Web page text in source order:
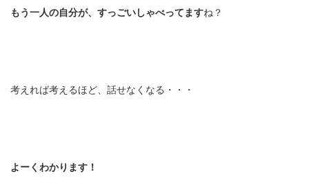
もう一人の自分が、すっごいしゃべってますね？
考えれば考えるほど、話せなくなる・・・
よーくわかります！